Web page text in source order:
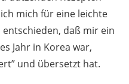
mich für eine leichte
entschieden, daß mir ein
Jahr in Korea war,
und übersetzt hat.